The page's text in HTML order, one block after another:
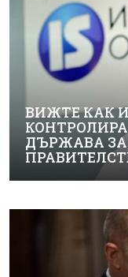
ВИЖТЕ КАК
ДЪРЖАВА